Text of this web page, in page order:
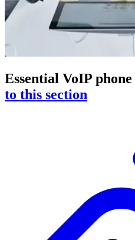
Essential VoIP
to this section